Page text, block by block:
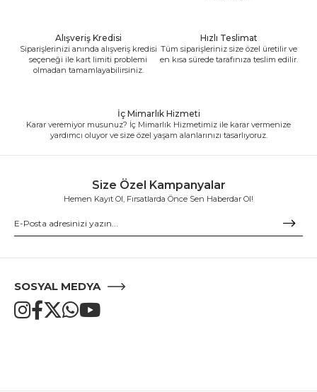
Alışveriş Kredisi
Siparişlerinizi anında alışveriş kredisi
seçeneği ile kart limiti problemi
olmadan tamamlayabilirsiniz.
Hızlı Teslimat
Tüm siparişleriniz size özel üretilir ve
en kısa sürede tarafınıza teslim edilir.
İç Mimarlık Hizmeti
Karar veremiyor musunuz? İç Mimarlık Hizmetimiz ile karar vermenize
yardımcı oluyor ve size özel yaşam alanlarınızı tasarlıyoruz.
Size Özel Kampanyalar
Hemen Kayıt Ol, Fırsatlarda Önce Sen Haberdar Ol!
SOSYAL MEDYA